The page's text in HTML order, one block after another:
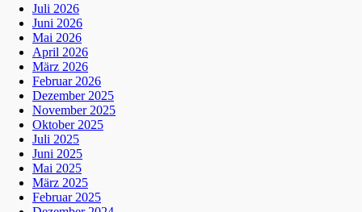
Juli 2026
Juni 2026
Mai 2026
April 2026
März 2026
Februar 2026
Dezember 2025
November 2025
Oktober 2025
Juli 2025
Juni 2025
Mai 2025
März 2025
Februar 2025